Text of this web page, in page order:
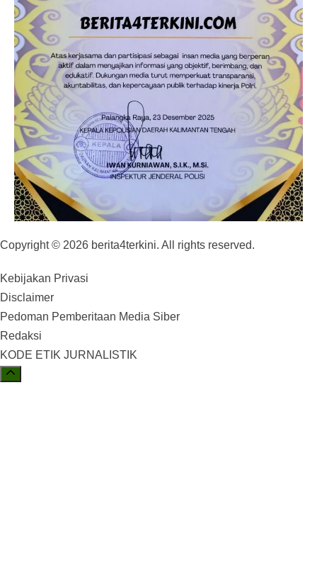
Copyright © 2026 berita4terkini. All rights reserved.
Kebijakan Privasi
Disclaimer
Pedoman Pemberitaan Media Siber
Redaksi
KODE ETIK JURNALISTIK